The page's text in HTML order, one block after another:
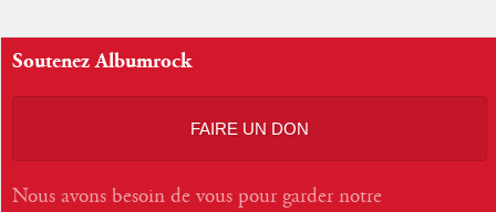
Soutenez Albumrock
FAIRE UN DON
Nous avons besoin de vous pour garder notre